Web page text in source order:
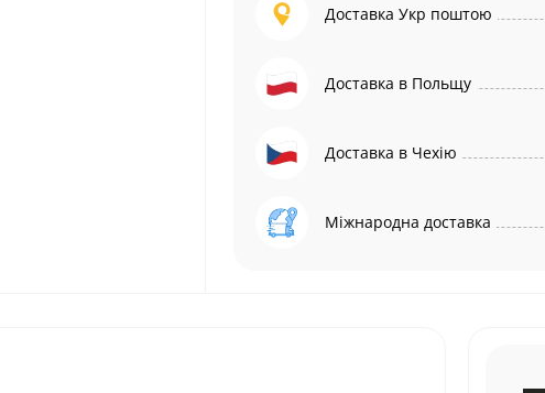
Доставка Укр поштою
Доставка в Польщу
Доставка в Чехію
Міжнародна доставка